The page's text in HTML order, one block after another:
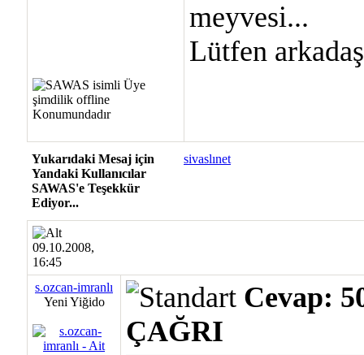
meyvesi...
Lütfen
Yukarıdaki Mesaj için
Yandaki Kullanıcılar
SAWAS'e Teşekkür
Ediyor...
sivaslınet
09.10.2008,
16:45
s.ozcan-imranlı
Yeni Yiğido
Cevap:
ÇAĞRI